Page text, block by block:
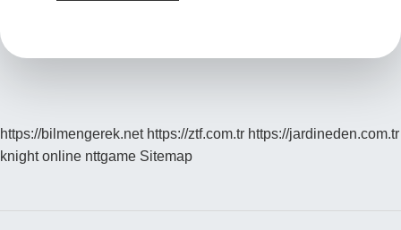
https://bilmengerek.net https://ztf.com.tr https://jardineden.com.tr
knight online nttgame Sitemap